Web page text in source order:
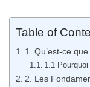
Table of
1. Qu’est-ce
1.1
2. Les